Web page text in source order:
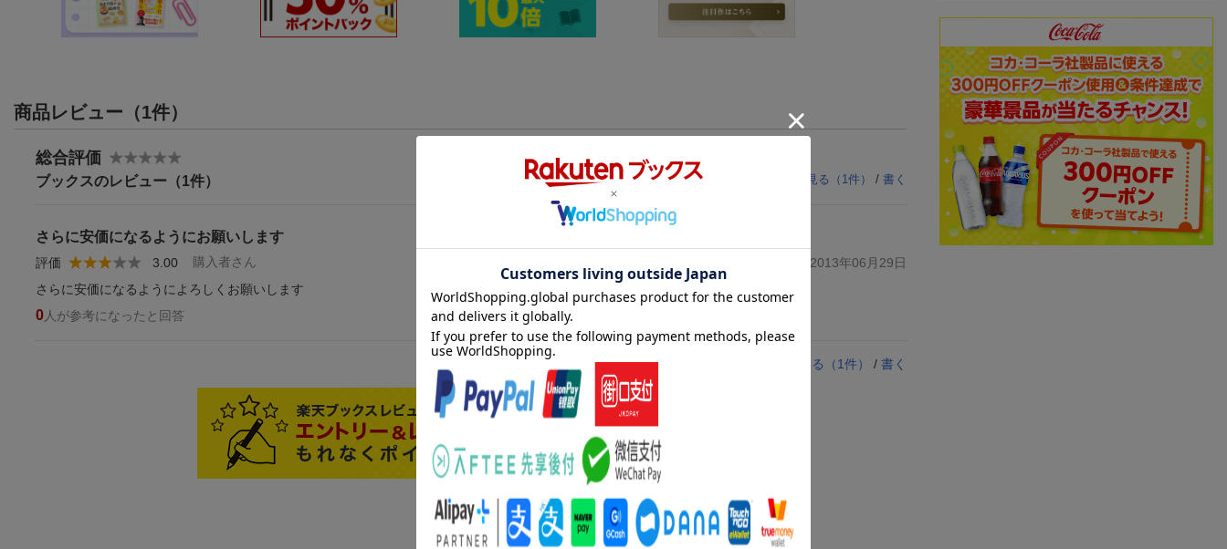
商品レビュー（1件）
総合評価
ブックスのレビュー（1件） レビューを見る（ 1 件） / 書く
さらに安価になるようにお願いします
購入者さん
評価 3.00
投稿日：2013年06月29日
さらに安価になるようによろしくお願いします
0 人が参考になったと回答
レビューを見る（1件） / 書く